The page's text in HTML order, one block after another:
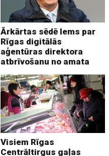
Ārkārtas sēdē lems par
Rīgas digitālās
aģentūras direktora
atbrīvošanu no amata
Visiem Rīgas
Centrāltirgus gaļas